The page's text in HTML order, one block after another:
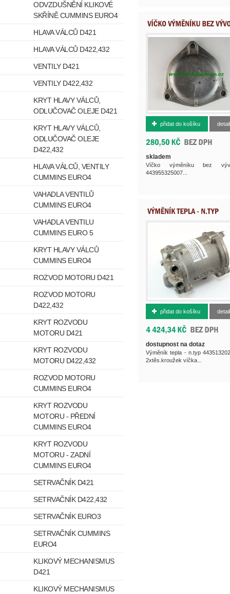
362042041
přidat do košíku detail
skladem
Víčko výměníku bez
443955325007...
3620404401
přidat do košíku detail
dostupnost na dotaz
Výměník tepla - n.typ
2xtěs.kroužek víčka...
ODVZDUŠNĚNÍ KLIKOVÉ
SKŘÍNĚ CUMMINS EURO4
HLAVA VÁLCŮ D421
HLAVA VÁLCŮ D422,432
VENTILY D421
VENTILY D422,432
KRYT HLAVY VÁLCŮ,
ODLUČOVAČ OLEJE D421
KRYT HLAVY VÁLCŮ,
ODLUČOVAČ OLEJE
D422,432
HLAVA VÁLCŮ, VENTILY
CUMMINS EURO4
VAHADLA VENTILŮ
CUMMINS EURO4
VAHADLA VENTILU
CUMMINS EURO 5
KRYT HLAVY VÁLCŮ
CUMMINS EURO4
ROZVOD MOTORU D421
ROZVOD MOTORU
D422,432
KRYT ROZVODU
MOTORU D421
KRYT ROZVODU
MOTORU D422,432
ROZVOD MOTORU
CUMMINS EURO4
KRYT ROZVODU
MOTORU - PŘEDNÍ
CUMMINS EURO4
KRYT ROZVODU
MOTORU - ZADNÍ
CUMMINS EURO4
SETRVAČNÍK D421
SETRVAČNÍK D422,432
SETRVAČNÍK EURO3
SETRVAČNÍK CUMMINS
EURO4
KLIKOVÝ MECHANISMUS
D421
KLIKOVÝ MECHANISMUS